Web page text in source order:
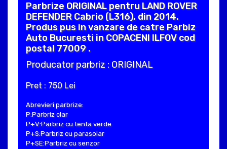
Parbrize ORIGINAL pentru LAND ROVER
DEFENDER Cabrio (L316), din 2014.
Produs pus in vanzare de catre Parbiz
Auto Bucuresti in COPACENI ILFOV cod
postal 77009 .
Producator parbriz : ORIGINAL
Pret : 750 Lei
Abrevieri parbrize:
P:Parbriz clar
P+V:Parbriz cu tenta verde
P+S:Parbriz cu parasolar
P+SE:Parbriz cu senzor